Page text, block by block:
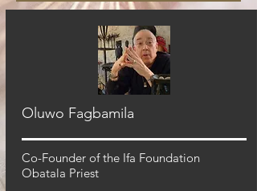
Oluwo Fagbamila
Co-Founder of the Ifa Foundation
Obatala Priest